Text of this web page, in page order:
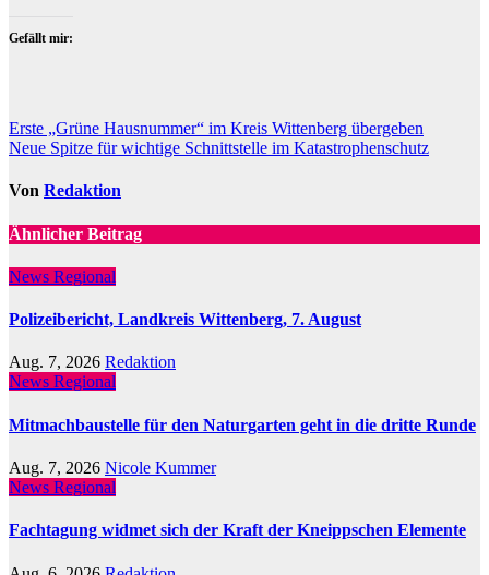
Gefällt mir:
Beitragsnavigation
Erste „Grüne Hausnummer“ im Kreis Wittenberg übergeben
Neue Spitze für wichtige Schnittstelle im Katastrophenschutz
Von Redaktion
Ähnlicher Beitrag
News Regional
Polizeibericht, Landkreis Wittenberg, 7. August
Aug. 7, 2026 Redaktion
News Regional
Mitmachbaustelle für den Naturgarten geht in die dritte Runde
Aug. 7, 2026 Nicole Kummer
News Regional
Fachtagung widmet sich der Kraft der Kneippschen Elemente